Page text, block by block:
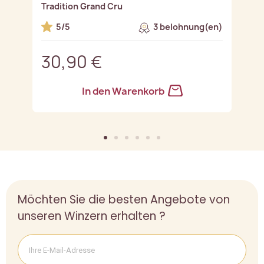
Tradition Grand Cru
5/5
3 belohnung(en)
30,90 €
In den Warenkorb
Möchten Sie die besten Angebote von
unseren Winzern erhalten ?